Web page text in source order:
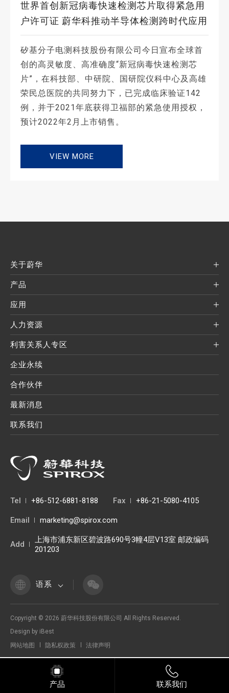
世界首创新冠病毒快速检测芯片取得紧急用
户许可证 蔚华科推动半导体检测跨时代应用
矽基分子电测科技股份有限公司今日宣布全球首
创的高灵敏度、高准确度“新冠病毒快速检测芯
片”，在科技部、中研院、国研院仪科中心及高雄
荣民总医院的共同努力下，已完成临床验证142
例，并于2021年底获得卫福部的紧急使用授权，
预计2022年2月上市销售。
VIEW MORE
关于蔚华
产品
应用
人力资源
利害关系人专区
企业永续
合作伙伴
最新消息
联系我们
Tel +86-512-6881-8188 Fax +86-21-5080-4105
Email marketing@spirox.com
Add
上海市浦东新区碧波路690号3幢4层V13室 邮政编码
201203
语系
Copyright © 2026 蔚华科技股份有限公司 All Rights Reserved.
Design by iBest
网站地图
隐私权政策 法律声明
产品 联系我们